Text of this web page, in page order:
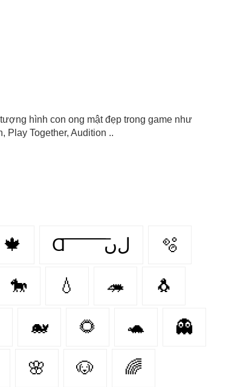
hình con ong mật đẹp trong game như
Play Together, Audition ..
🍁 Ɑ͞ ͞ ͞ ͞ ͞ ͞ ͞ ͞ لﮞ 🫧
🐎 💧 🦔 🐧
🐋 🌻 🐢 👻
🌸 🐶 🌈